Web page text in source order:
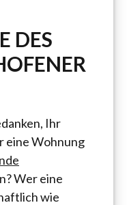
DES
Ihr
eine Wohnung
Wer eine
wie